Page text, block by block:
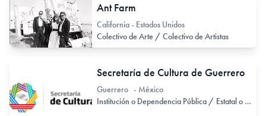
Ant Farm
California - Estados Unidos
Colectivo de Arte / Colectivo de Artistas
Secretaría de Cultura de Guerrero
Guerrero - México
Institución o Dependencia Pública / Estatal o Provincial